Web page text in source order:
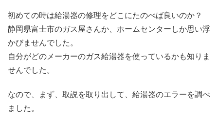
初めての時は給湯器の修理をどこにたのべば良いのか？
静岡県富士市のガス屋さんか、ホームセンターしか思い浮
かびませんでした。
自分がどのメーカーのガス給湯器を使っているかも知りま
せんでした。
なので、まず、取説を取り出して、給湯器のエラーを調べ
ました。